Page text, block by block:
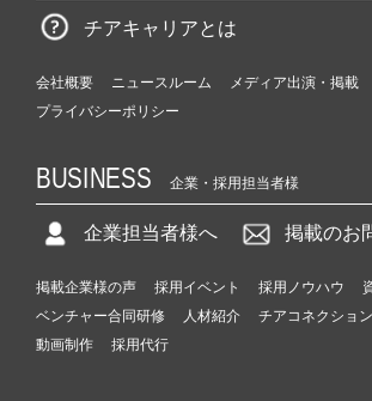
チアキャリアとは
会社概要 ニュースルーム
メディア出演・掲載
プライバシーポリシー
BUSINESS 企業・採用担当者様
企業担当者様へ 掲載のお
掲載企業様の声 採用イベント 採用ノウハウ
ベンチャー合同研修
人材紹介 チアコネクション
動画制作
採用代行